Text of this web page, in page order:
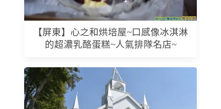
【屏東】心之和烘培屋~口感像冰淇淋
的超濃乳酪蛋糕~人氣排隊名店~